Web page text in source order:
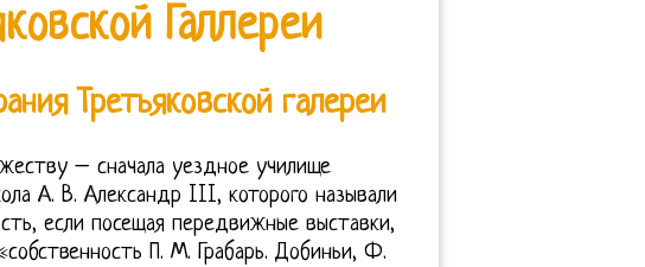
Галлереи
Третьяковской галереи
– сначала уездное училище
А. В. Александр III, которого называли
если посещая передвижные выставки,
П. М. Грабарь. Добиньи, Ф.